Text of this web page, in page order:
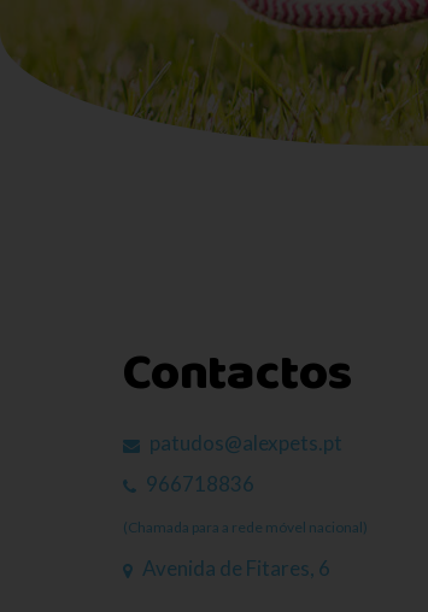
Contactos
patudos@alexpets.pt
966718836
(Chamada para a rede móvel nacional)
Avenida de Fitares, 6